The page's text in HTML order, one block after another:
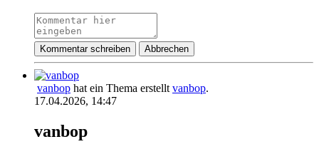
Kommentar schreiben Abbrechen
vanbop hat ein Thema erstellt vanbop.
17.04.2026, 14:47
vanbop